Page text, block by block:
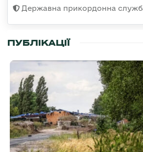
Державна прикордонна
ПУБЛІКАЦІЇ